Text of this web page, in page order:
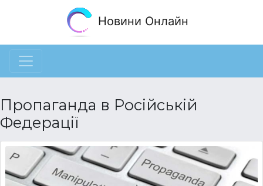
Новини Онлайн
Пропаганда в Російській
Федерації